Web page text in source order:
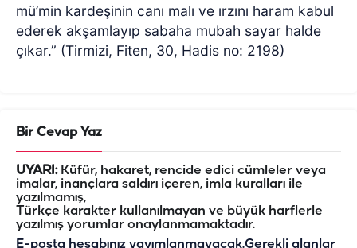
mü’min kardeşinin canı malı ve ırzını haram kabul
ederek akşamlayıp sabaha mubah sayar halde
çıkar.” (Tirmizi, Fiten, 30, Hadis no: 2198)
Bir Cevap Yaz
UYARI:Küfür, hakaret, rencide edici cümleler veya
imalar, inançlara saldırı içeren, imla kuralları ile
yazılmamış,
Türkçe karakter kullanılmayan ve büyük harflerle
yazılmış yorumlar onaylanmamaktadır.
E-posta hesabınız yayımlanmayacak.Gerekli alanlar